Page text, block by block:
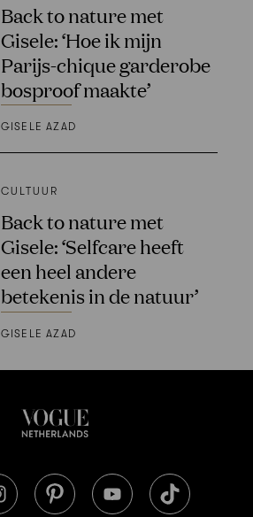
Back to nature met
Gisele: ‘Hoe ik mijn
Parijs-chique garderobe
bosproof maakte’
GISELE AZAD
CULTUUR
Back to nature met
Gisele: ‘Selfcare heeft
een heel andere
betekenis in de natuur’
GISELE AZAD